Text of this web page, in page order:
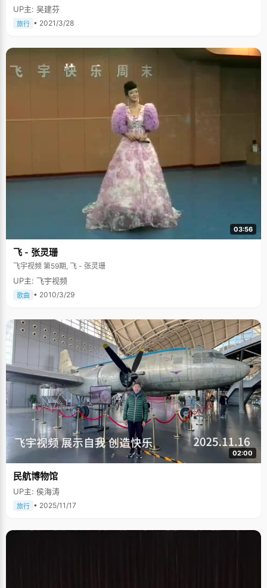
UP主: 吴建芬
旅行 • 2021/3/28
03:56
飞 - 张灵珊
飞宇视频 第59期, 飞 - 张灵珊
UP主: 飞宇视频
歌曲 • 2010/3/29
02:00
民航博物馆
UP主: 侯海涛
旅行 • 2025/11/17